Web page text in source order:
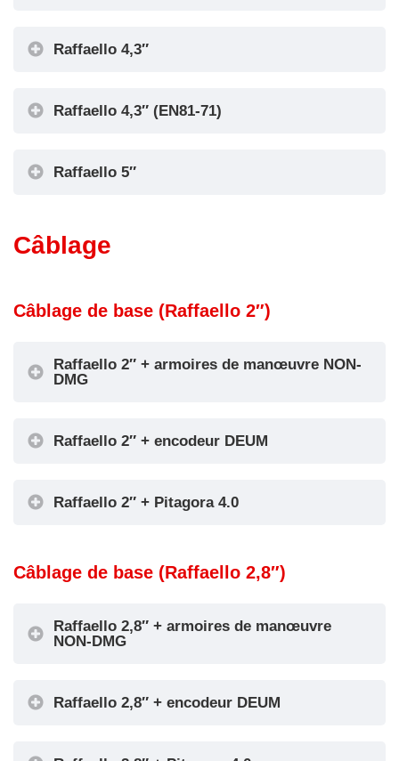
Raffaello 4,3″
Raffaello 4,3″ (EN81-71)
Raffaello 5″
Câblage
Câblage de base (Raffaello 2″)
Raffaello 2″ + armoires de manœuvre NON-
DMG
Raffaello 2″ + encodeur DEUM
Raffaello 2″ + Pitagora 4.0
Câblage de base (Raffaello 2,8″)
Raffaello 2,8″ + armoires de manœuvre
NON-DMG
Raffaello 2,8″ + encodeur DEUM